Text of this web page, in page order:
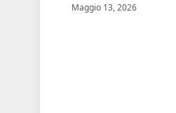
Maggio 13, 2026